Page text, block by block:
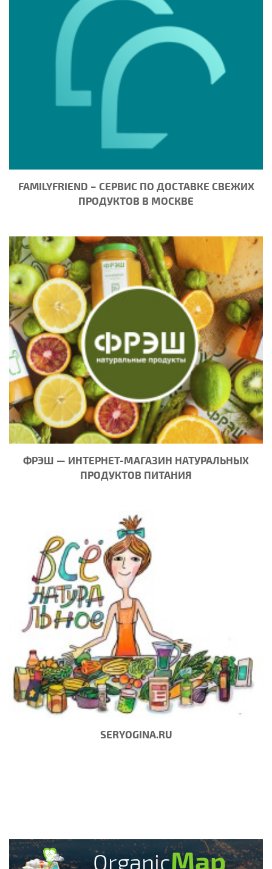
FAMILYFRIEND – СЕРВИС ПО ДОСТАВКЕ СВЕЖИХ
ПРОДУКТОВ В МОСКВЕ
ФРЭШ — ИНТЕРНЕТ-МАГАЗИН НАТУРАЛЬНЫХ
ПРОДУКТОВ ПИТАНИЯ
SERYOGINA.RU
OrganicMap